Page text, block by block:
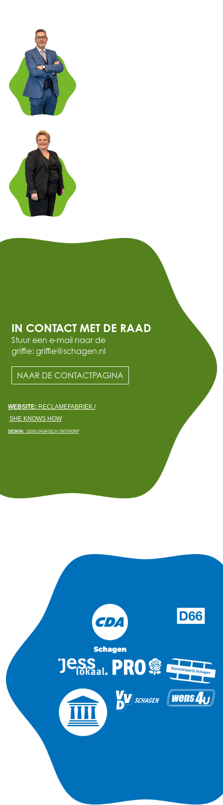
IN CONTACT MET DE RAAD
Stuur een e-mail naar de
griffie: griffie@schagen.nl
NAAR DE CONTACTPAGINA
WEBSITE: RECLAMEFABRIEK /
SHE KNOWS HOW
DESIGN: ODIN GRAFISCH ONTWERP